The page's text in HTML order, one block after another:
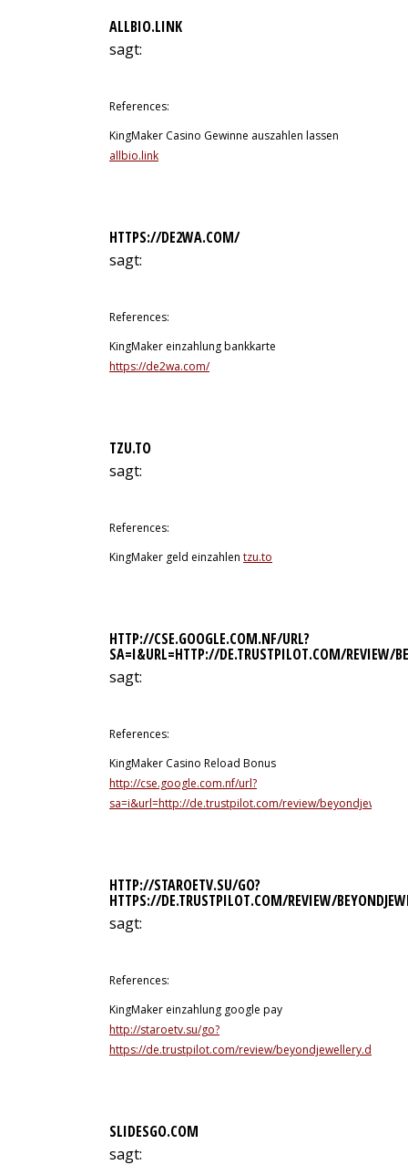
ALLBIO.LINK
sagt:
References:
KingMaker Casino Gewinne auszahlen lassen
allbio.link
HTTPS://DE2WA.COM/
sagt:
References:
KingMaker einzahlung bankkarte
https://de2wa.com/
TZU.TO
sagt:
References:
KingMaker geld einzahlen tzu.to
HTTP://CSE.GOOGLE.COM.NF/URL?
SA=I&URL=HTTP://DE.TRUSTPILOT.COM/REVIEW/
sagt:
References:
KingMaker Casino Reload Bonus
http://cse.google.com.nf/url?
sa=i&url=http://de.trustpilot.com/review/
HTTP://STAROETV.SU/GO?
HTTPS://DE.TRUSTPILOT.COM/REVIEW/
sagt:
References:
KingMaker einzahlung google pay
http://staroetv.su/go?
https://de.trustpilot.com/review/beyondjewellery.de
SLIDESGO.COM
sagt: